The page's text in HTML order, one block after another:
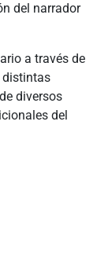
del narrador
a través de
distintas
diversos
del